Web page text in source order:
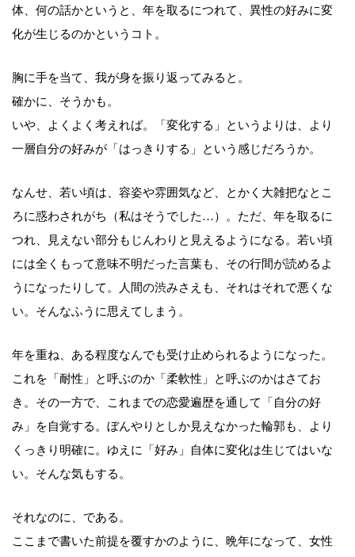
体、何の話かというと、年を取るにつれて、異性の好みに変
化が生じるのかというコト。
胸に手を当て、我が身を振り返ってみると。
確かに、そうかも。
いや、よくよく考えれば。「変化する」というよりは、より
一層自分の好みが「はっきりする」という感じだろうか。
なんせ、若い頃は、容姿や雰囲気など、とかく大雑把なとこ
ろに惑わされがち（私はそうでした…）。ただ、年を取るに
つれ、見えない部分もじんわりと見えるようになる。若い頃
には全くもって意味不明だった言葉も、その行間が読めるよ
うになったりして。人間の渋みさえも、それはそれで悪くな
い。そんなふうに思えてしまう。
年を重ね、ある程度なんでも受け止められるようになった。
これを「耐性」と呼ぶのか「柔軟性」と呼ぶのかはさてお
き。その一方で、これまでの恋愛遍歴を通して「自分の好
み」を自覚する。ぼんやりとしか見えなかった輪郭も、より
くっきり明確に。ゆえに「好み」自体に変化は生じてはいな
い。そんな気もする。
それなのに、である。
ここまで書いた前提を覆すかのように、晩年になって、女性